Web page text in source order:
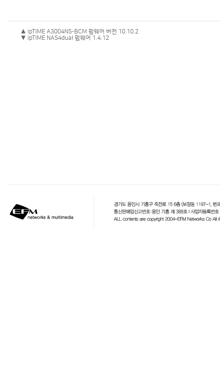
▲ ipTIME A3004NS-BCM 펌웨어 버전 10.10.2
▼ ipTIME NAS4dual 펌웨어 1.4.12